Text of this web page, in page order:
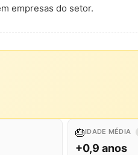
empresas do setor.
🎂IDADE MÉDIA
+0,9 anos